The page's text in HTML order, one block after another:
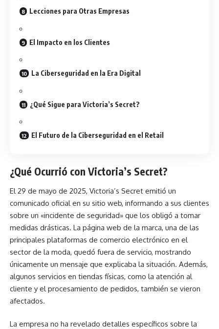
Lecciones para Otras Empresas
El Impacto en los Clientes
La Ciberseguridad en la Era Digital
¿Qué Sigue para Victoria’s Secret?
El Futuro de la Ciberseguridad en el Retail
¿Qué Ocurrió con Victoria’s Secret?
El 29 de mayo de 2025, Victoria’s Secret emitió un
comunicado oficial en su sitio web, informando a sus clientes
sobre un «incidente de seguridad» que los obligó a tomar
medidas drásticas. La página web de la marca, una de las
principales plataformas de comercio electrónico en el
sector de la moda, quedó fuera de servicio, mostrando
únicamente un mensaje que explicaba la situación. Además,
algunos servicios en tiendas físicas, como la atención al
cliente y el procesamiento de pedidos, también se vieron
afectados.
La empresa no ha revelado detalles específicos sobre la